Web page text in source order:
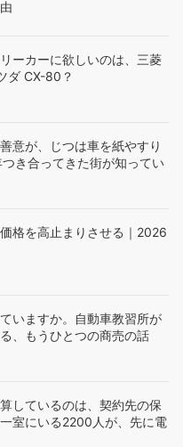
ーカーに欲しいのは、三菱
ダ CX-80？
意が、じつは車を紙やすり
き合ってきた街が知ってい
格を高止まりさせる｜2026
いますか。自動車教習所が
、もうひとつの商売の話
しているのは、契約先の保
室にいる2200人が、先に電